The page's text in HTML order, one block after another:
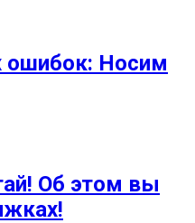
ошибок: Носим
Об этом вы